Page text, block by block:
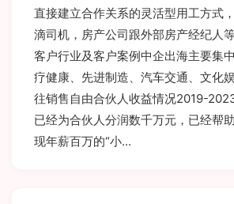
直接建立合作关系的灵活型用工方式
滴司机，房产公司跟外部房产经纪人
客户行业及客户案例中企出海主要集
疗健康、先进制造、汽车交通、文化
往销售自由合伙人收益情况2019-
已经为合伙人分润数千万元，已经帮